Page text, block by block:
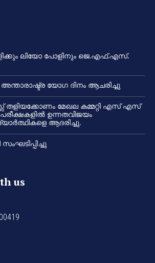
ലിയോ പോളിനും ജെ.എഫ്.എസ്.
അന്താരാഷ്ട്ര യോഗ ദിനം ആചരിച്ചു
മേഖല കമ്മറ്റി എസ് എസ്
ഉന്നതവിജയം
ആദരിച്ചു.
us